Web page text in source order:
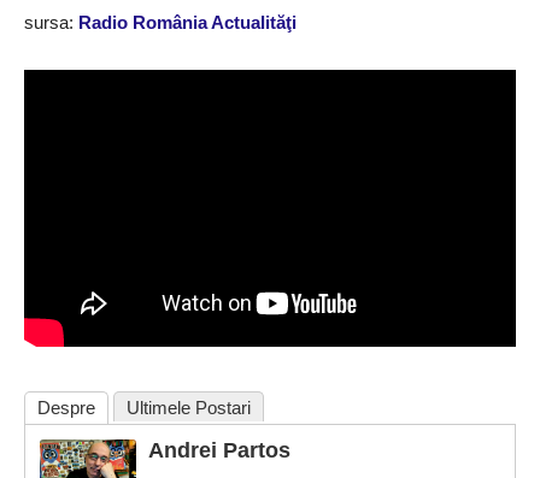
sursa: Radio România Actualităţi
Despre Ultimele Postari
Andrei Partos